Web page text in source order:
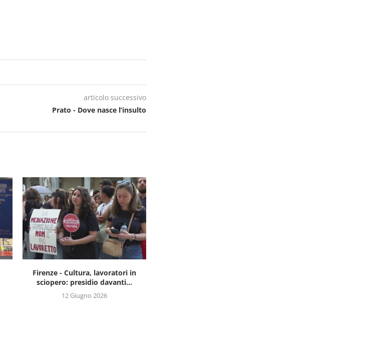
articolo successivo
Prato - Dove nasce l’insulto
Firenze - Cultura, lavoratori in
sciopero: presidio davanti...
12 Giugno 2026